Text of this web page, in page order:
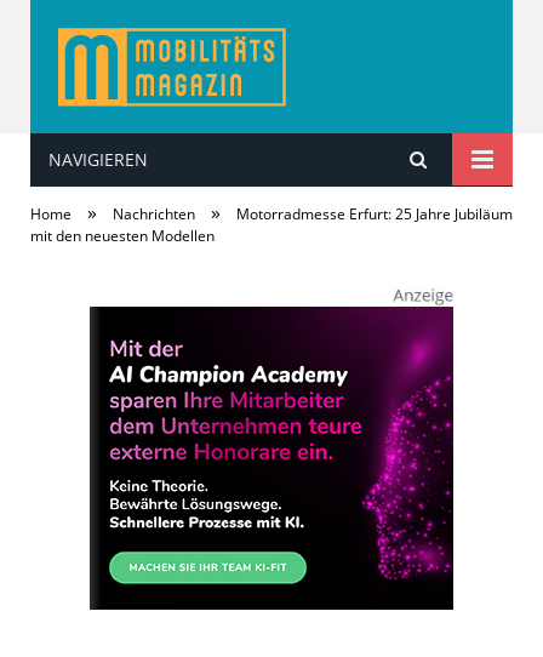
MobilitätsMagazin
NAVIGIEREN
Home » Nachrichten »
Motorradmesse Erfurt: 25 Jahre Jubiläum
mit den neuesten Modellen